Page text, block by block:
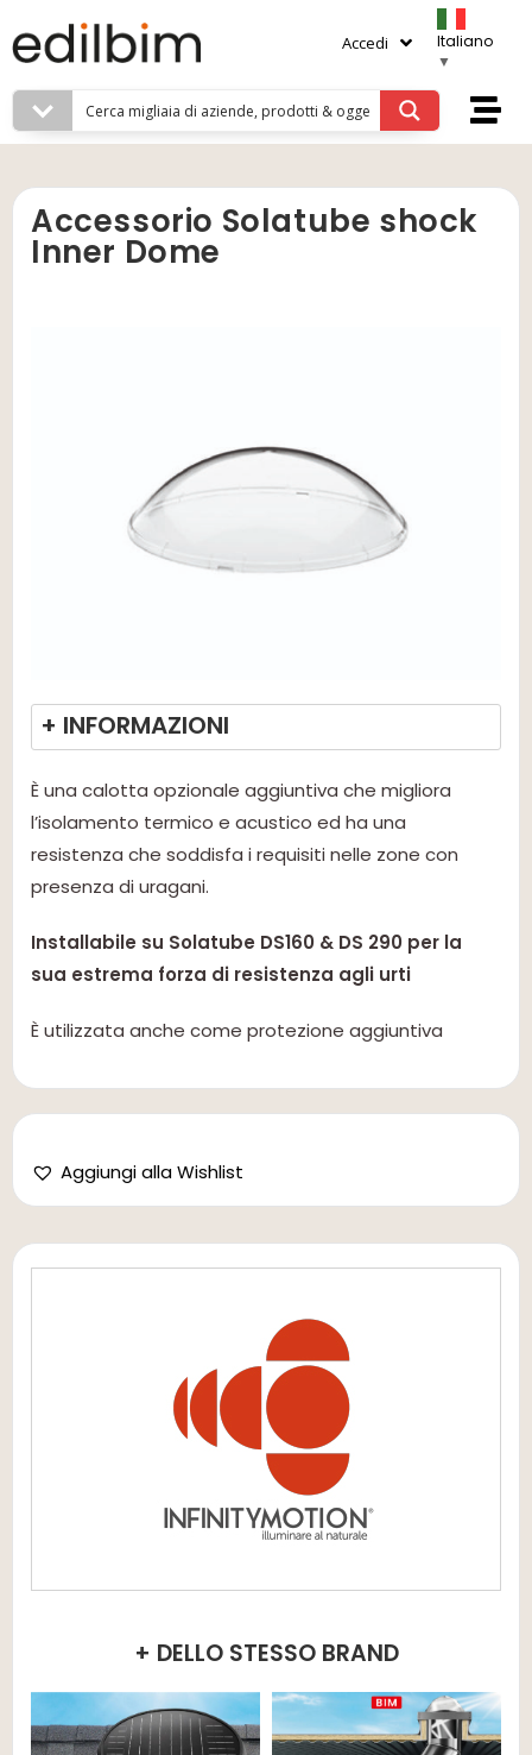
Accedi
Italiano
▼
Accessorio Solatube shock
Inner Dome
+ INFORMAZIONI
È una calotta opzionale aggiuntiva che migliora
l’isolamento termico e acustico ed ha una
resistenza che soddisfa i requisiti nelle zone con
presenza di uragani.
Installabile su Solatube DS160 & DS 290 per la
sua estrema forza di resistenza agli urti
È utilizzata anche come protezione aggiuntiva
Aggiungi alla Wishlist
+ DELLO STESSO BRAND